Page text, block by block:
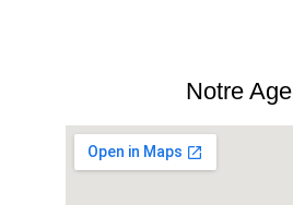
Notre